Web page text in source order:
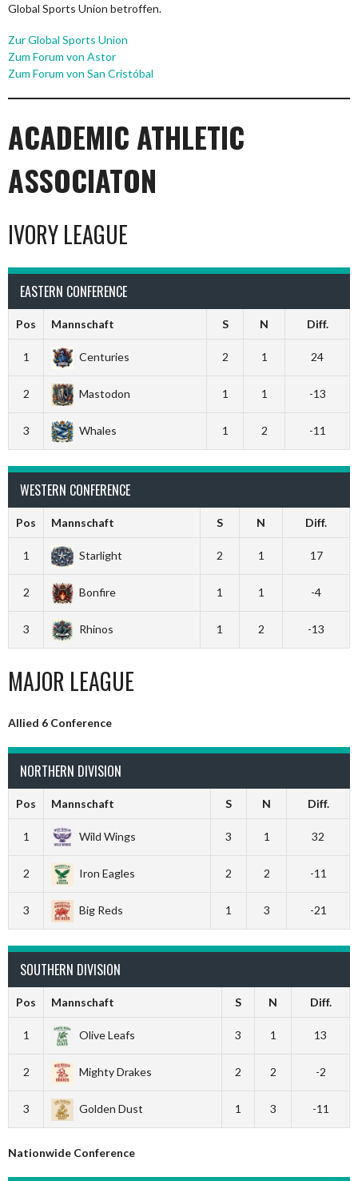
Global Sports Union betroffen.
Zur Global Sports Union
Zum Forum von Astor
Zum Forum von San Cristóbal
ACADEMIC ATHLETIC
ASSOCIATON
IVORY LEAGUE
EASTERN CONFERENCE
Pos Mannschaft S N Diff.
1 Centuries 2 1 24
2 Mastodon 1 1 -13
3 Whales 1 2 -11
WESTERN CONFERENCE
Pos Mannschaft S N Diff.
1 Starlight 2 1 17
2 Bonfire 1 1 -4
3 Rhinos 1 2 -13
MAJOR LEAGUE
Allied 6 Conference
NORTHERN DIVISION
Pos Mannschaft S N Diff.
1 Wild Wings 3 1 32
2 Iron Eagles 2 2 -11
3 Big Reds 1 3 -21
SOUTHERN DIVISION
Pos Mannschaft S N Diff.
1 Olive Leafs 3 1 13
2 Mighty Drakes 2 2 -2
3 Golden Dust 1 3 -11
Nationwide Conference